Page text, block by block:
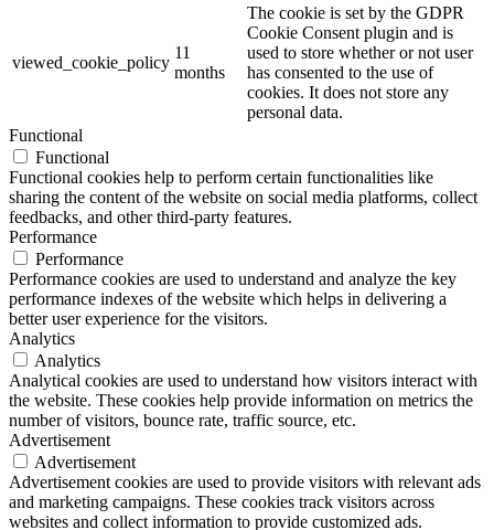
viewed_cookie_policy
11
months
The cookie is set by the GDPR
Cookie Consent plugin and is
used to store whether or not user
has consented to the use of
cookies. It does not store any
personal data.
Functional
Functional
Functional cookies help to perform certain functionalities like
sharing the content of the website on social media platforms, collect
feedbacks, and other third-party features.
Performance
Performance
Performance cookies are used to understand and analyze the key
performance indexes of the website which helps in delivering a
better user experience for the visitors.
Analytics
Analytics
Analytical cookies are used to understand how visitors interact with
the website. These cookies help provide information on metrics the
number of visitors, bounce rate, traffic source, etc.
Advertisement
Advertisement
Advertisement cookies are used to provide visitors with relevant ads
and marketing campaigns. These cookies track visitors across
websites and collect information to provide customized ads.